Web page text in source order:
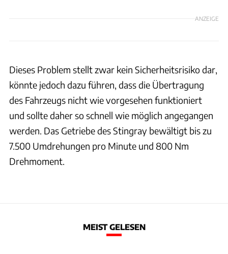
ANZEIGE
Dieses Problem stellt zwar kein Sicherheitsrisiko dar,
könnte jedoch dazu führen, dass die Übertragung
des Fahrzeugs nicht wie vorgesehen funktioniert
und sollte daher so schnell wie möglich angegangen
werden. Das Getriebe des Stingray bewältigt bis zu
7.500 Umdrehungen pro Minute und 800 Nm
Drehmoment.
MEIST GELESEN